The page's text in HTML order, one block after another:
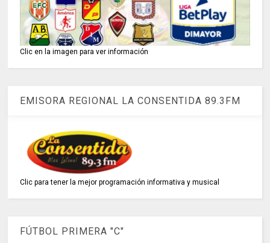
Clic en la imagen para ver información
EMISORA REGIONAL LA CONSENTIDA 89.3FM
Clic para tener la mejor programación informativa y musical
FÚTBOL PRIMERA "C"